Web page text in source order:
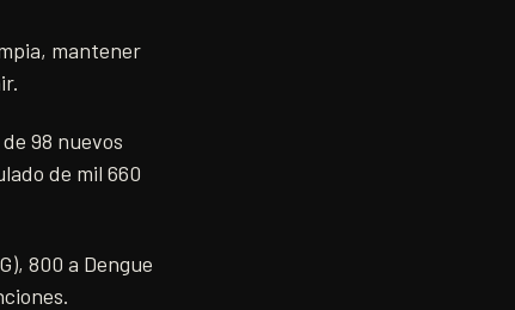
mantener
98 nuevos
de mil 660
800 a Dengue